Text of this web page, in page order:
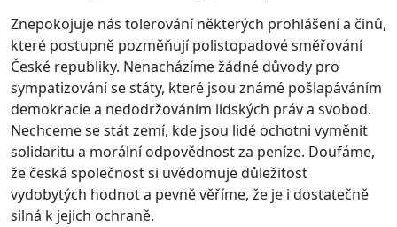
Znepokojuje nás tolerování některých prohlášení a činů,
které postupně pozměňují polistopadové směřování
České republiky. Nenacházíme žádné důvody pro
sympatizování se státy, které jsou známé pošlapáváním
demokracie a nedodržováním lidských práv a svobod.
Nechceme se stát zemí, kde jsou lidé ochotni vyměnit
solidaritu a morální odpovědnost za peníze. Doufáme,
že česká společnost si uvědomuje důležitost
vydobytých hodnot a pevně věříme, že je i dostatečně
silná k jejich ochraně.